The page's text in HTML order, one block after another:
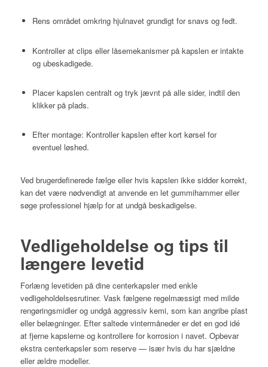
Rens området omkring hjulnavet grundigt for snavs og fedt.
Kontroller at clips eller låsemekanismer på kapslen er intakte
og ubeskadigede.
Placer kapslen centralt og tryk jævnt på alle sider, indtil den
klikker på plads.
Efter montage: Kontroller kapslen efter kort kørsel for
eventuel løshed.
Ved brugerdefinerede fælge eller hvis kapslen ikke sidder korrekt,
kan det være nødvendigt at anvende en let gummihammer eller
søge professionel hjælp for at undgå beskadigelse.
Vedligeholdelse og tips til
længere levetid
Forlæng levetiden på dine centerkapsler med enkle
vedligeholdelsesrutiner. Vask fælgene regelmæssigt med milde
rengøringsmidler og undgå aggressiv kemi, som kan angribe plast
eller belægninger. Efter saltede vintermåneder er det en god idé
at fjerne kapslerne og kontrollere for korrosion i navet. Opbevar
ekstra centerkapsler som reserve — især hvis du har sjældne
eller ældre modeller.